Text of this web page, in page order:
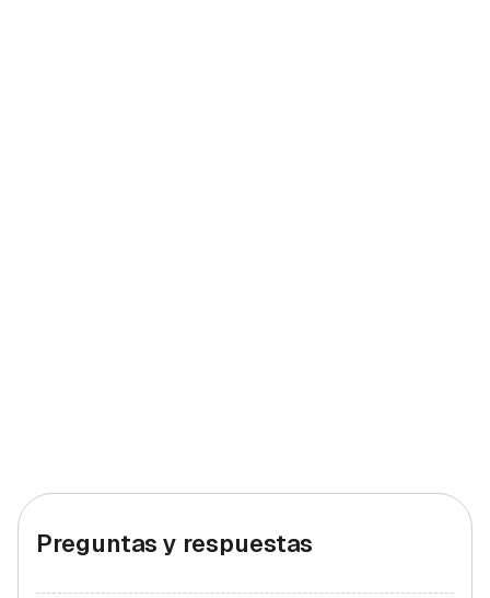
Preguntas y respuestas